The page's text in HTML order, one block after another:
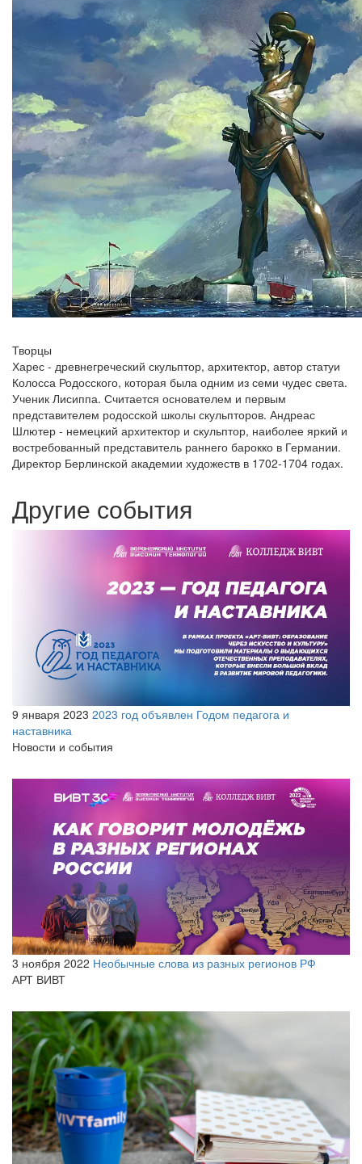
Творцы
Харес - древнегреческий скульптор, архитектор, автор статуи
Колосса Родосского, которая была одним из семи чудес света.
Ученик Лисиппа. Считается основателем и первым
представителем родосской школы скульпторов. Андреас
Шлютер - немецкий архитектор и скульптор, наиболее яркий и
востребованный представитель раннего барокко в Германии.
Директор Берлинской академии художеств в 1702-1704 годах.
Другие события
9 января 2023 2023 год объявлен Годом педагога и
наставника
Новости и события
3 ноября 2022 Необычные слова из разных регионов РФ
АРТ ВИВТ